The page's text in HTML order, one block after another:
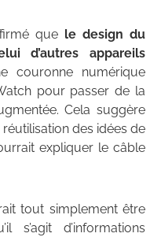
que le design du
d’autres appareils
couronne numérique
pour passer de la
Cela suggère
réutilisation des idées de
expliquer le câble
tout simplement être
s’agit d’informations